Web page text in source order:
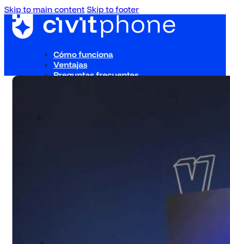
Skip to main content Skip to footer
Cómo funciona
Ventajas
Preguntas frecuentes